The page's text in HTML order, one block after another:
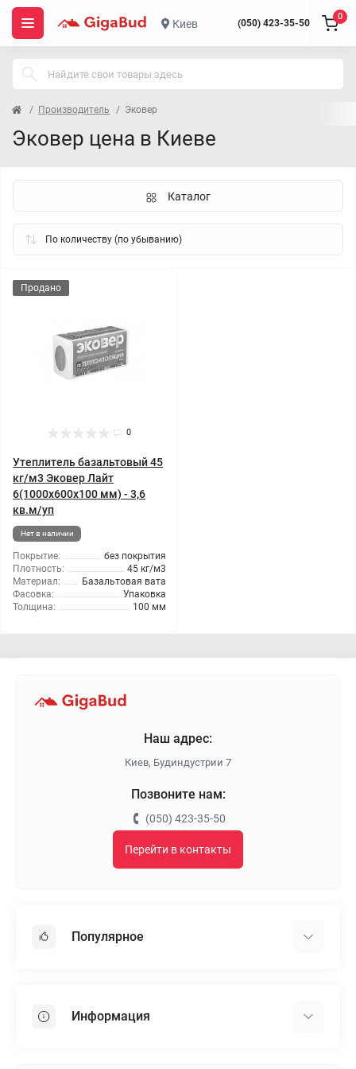
Киев (050) 423-35-50
0
Производитель Эковер
Эковер цена в Киеве
Каталог
Продано
0
Утеплитель базальтовый 45
кг/м3 Эковер Лайт
6(1000x600x100 мм) - 3,6
кв.м/уп
Нет в наличии
Покрытие:
без покрытия
Плотность:
45 кг/м3
Материал:
Базальтовая вата
Фасовка:
Упаковка
Толщина:
100 мм
Наш адрес:
Киев, Будиндустрии 7
Позвоните нам:
(050) 423-35-50
Перейти в контакты
Популярное
Пенопласт
Информация